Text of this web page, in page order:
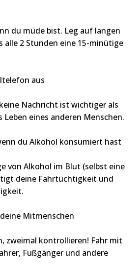
du müde bist. Leg auf langen
alle 2 Stunden eine 15-minütige
aus
Nachricht ist wichtiger als
Leben eines anderen Menschen.
du Alkohol konsumiert hast
von Alkohol im Blut (selbst eine
deine Fahrtüchtigkeit und
Mitmenschen
zweimal kontrollieren! Fahr mit
Fußgänger und andere